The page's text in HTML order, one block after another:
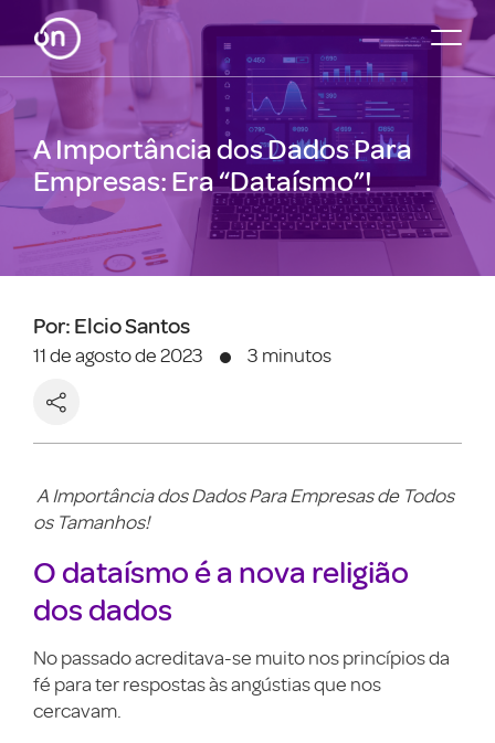
A Importância dos Dados Para
Empresas: Era “Dataísmo”!
Por: Elcio Santos
11 de agosto de 2023 3 minutos
A Importância dos Dados Para Empresas de Todos
os Tamanhos!
O dataísmo é a nova religião
dos dados
No passado acreditava-se muito nos princípios da
fé para ter respostas às angústias que nos
cercavam.